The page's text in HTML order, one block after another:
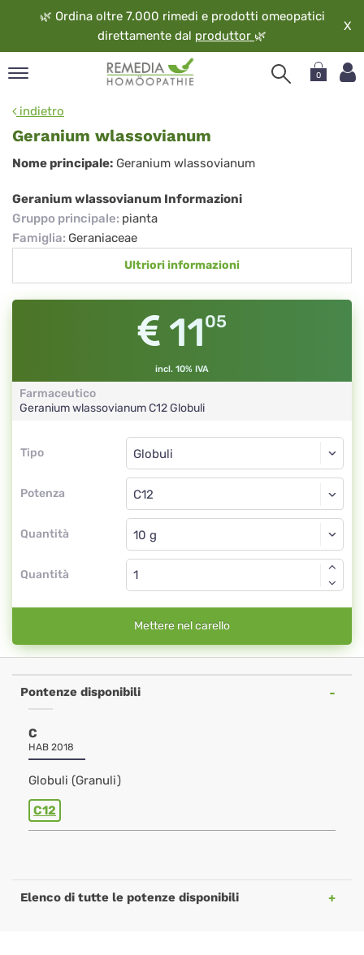
🌿 Ordina oltre 7.000 rimedi e prodotti omeopatici
direttamente dal produttor 🌿
X
0
indietro
Geranium wlassovianum
Geranium
wlassovianum
Nome principale: Geranium wlassovianum
Geranium wlassovianum Informazioni
Gruppo principale: pianta
Famiglia: Geraniaceae
Ultriori informazioni
1105
incl. 10% IVA
Farmaceutico
Geranium wlassovianumC12Globuli
Tipo
Tipo
Potenza
Globuli
C12
Quantità
Globuli
Quantità
Mettere nel carello
Pontenze disponibili
C
HAB 2018
Globuli (Granuli)
C12
Elenco di tutte le potenze disponibili